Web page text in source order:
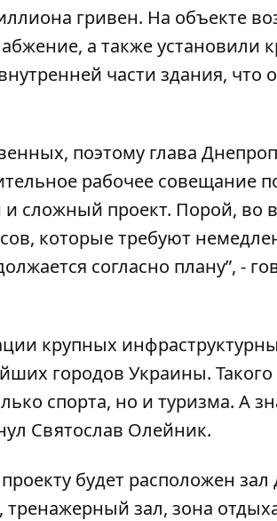
гривен. На объекте
а также установили
части здания, что
поэтому глава
рабочее совещание
сложный проект. Порой, во
которые требуют
согласно плану”, -
крупных
городов Украины. Такого
спорта, но и туризма. А
Святослав Олейник.
будет расположен зал
зал, зона